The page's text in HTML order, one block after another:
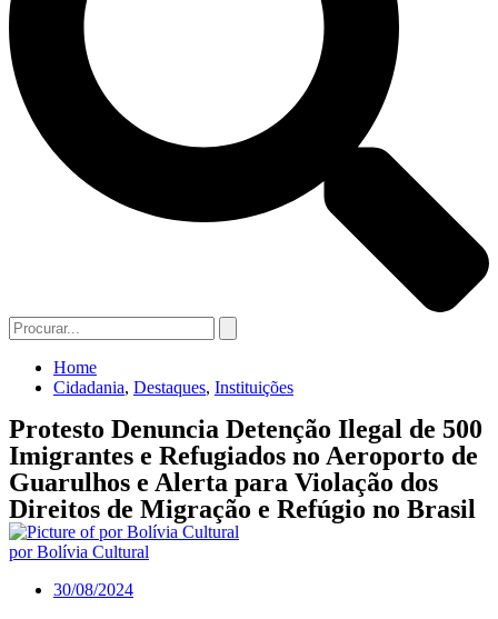
Home
Cidadania, Destaques, Instituições
Protesto Denuncia Detenção Ilegal de 500
Imigrantes e Refugiados no Aeroporto de
Guarulhos e Alerta para Violação dos
Direitos de Migração e Refúgio no Brasil
por Bolívia Cultural
30/08/2024